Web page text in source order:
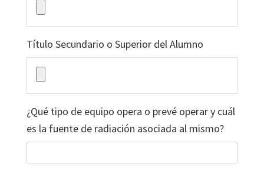
Título Secundario o Superior del Alumno
¿Qué tipo de equipo opera o prevé operar y cuál
es la fuente de radiación asociada al mismo?